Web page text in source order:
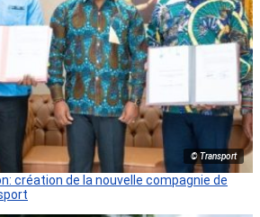
© Transport
création de la nouvelle compagnie de